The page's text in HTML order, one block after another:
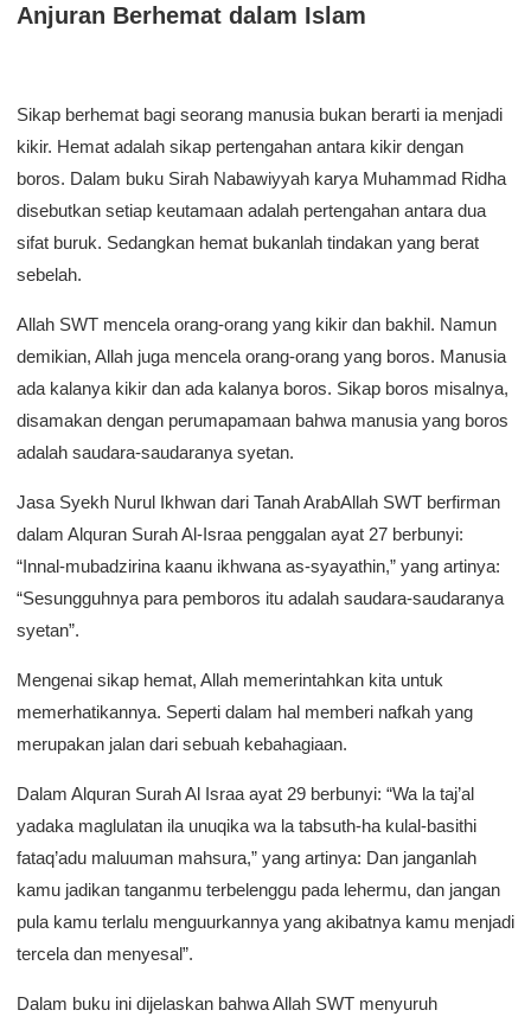
Anjuran Berhemat dalam Islam
Sikap berhemat bagi seorang manusia bukan berarti ia menjadi
kikir. Hemat adalah sikap pertengahan antara kikir dengan
boros. Dalam buku Sirah Nabawiyyah karya Muhammad Ridha
disebutkan setiap keutamaan adalah pertengahan antara dua
sifat buruk. Sedangkan hemat bukanlah tindakan yang berat
sebelah.
Allah SWT mencela orang-orang yang kikir dan bakhil. Namun
demikian, Allah juga mencela orang-orang yang boros. Manusia
ada kalanya kikir dan ada kalanya boros. Sikap boros misalnya,
disamakan dengan perumapamaan bahwa manusia yang boros
adalah saudara-saudaranya syetan.
Jasa Syekh Nurul Ikhwan dari Tanah ArabAllah SWT berfirman
dalam Alquran Surah Al-Israa penggalan ayat 27 berbunyi:
“Innal-mubadzirina kaanu ikhwana as-syayathin,” yang artinya:
“Sesungguhnya para pemboros itu adalah saudara-saudaranya
syetan”.
Mengenai sikap hemat, Allah memerintahkan kita untuk
memerhatikannya. Seperti dalam hal memberi nafkah yang
merupakan jalan dari sebuah kebahagiaan.
Dalam Alquran Surah Al Israa ayat 29 berbunyi: “Wa la taj’al
yadaka maglulatan ila unuqika wa la tabsuth-ha kulal-basithi
fataq’adu maluuman mahsura,” yang artinya: Dan janganlah
kamu jadikan tanganmu terbelenggu pada lehermu, dan jangan
pula kamu terlalu menguurkannya yang akibatnya kamu menjadi
tercela dan menyesal”.
Dalam buku ini dijelaskan bahwa Allah SWT menyuruh